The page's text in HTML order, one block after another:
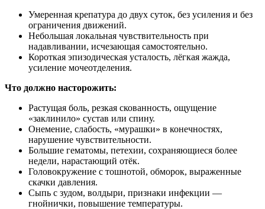
Умеренная крепатура до двух суток, без усиления и без
ограничения движений.
Небольшая локальная чувствительность при
надавливании, исчезающая самостоятельно.
Короткая эпизодическая усталость, лёгкая жажда,
усиление мочеотделения.
Что должно насторожить:
Растущая боль, резкая скованность, ощущение
«заклинило» сустав или спину.
Онемение, слабость, «мурашки» в конечностях,
нарушение чувствительности.
Большие гематомы, петехии, сохраняющиеся более
недели, нарастающий отёк.
Головокружение с тошнотой, обморок, выраженные
скачки давления.
Сыпь с зудом, волдыри, признаки инфекции —
гнойнички, повышение температуры.